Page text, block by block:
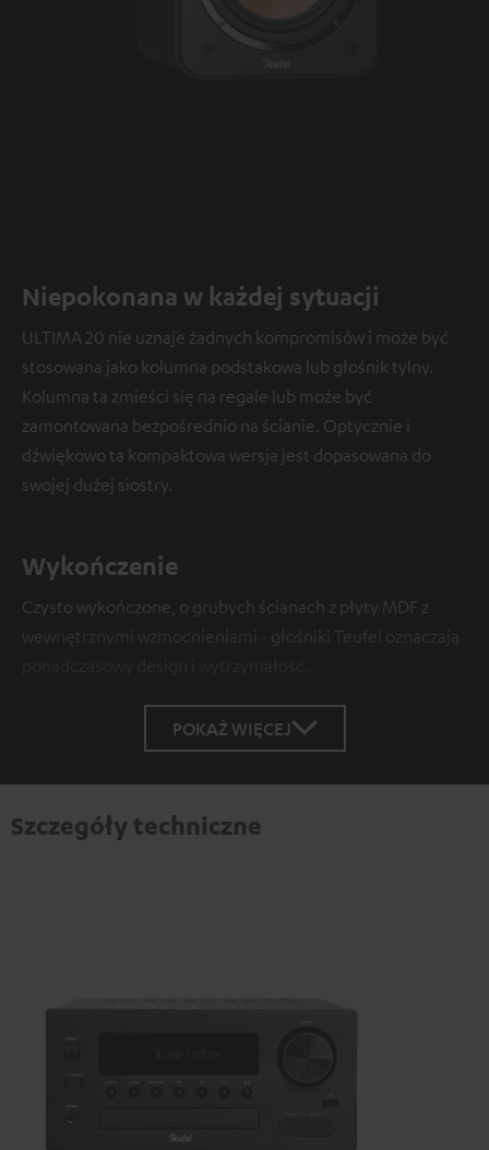
Niepokonana w każdej sytuacji
ULTIMA 20 nie uznaje żadnych kompromisów i może być
stosowana jako kolumna podstakowa lub głośnik tylny.
Kolumna ta zmieści się na regale lub może być
zamontowana bezpośrednio na ścianie. Optycznie i
dźwiękowo ta kompaktowa wersja jest dopasowana do
swojej dużej siostry.
Wykończenie
Czysto wykończone, o grubych ścianach z płyty MDF z
wewnętrznymi wzmocnieniami - głośniki Teufel oznaczają
POKAŻ WIĘCEJ
Szczegóły techniczne